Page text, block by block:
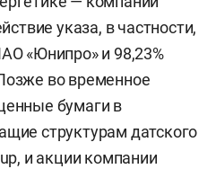
указа, в частности,
«Юнипро» и 98,23%
во временное
бумаги в
структурам датского
и акции компании